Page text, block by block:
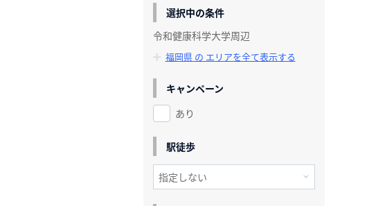
選択中の条件
令和健康科学大学周辺
福岡県 の エリアを全て表示する
キャンペーン
あり
駅徒歩